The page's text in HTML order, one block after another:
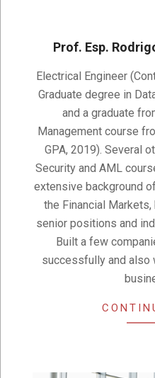
Prof. Esp.
08-
10
Electrical Engineer
Graduate degree in
and a graduate
Management course
GPA, 2019). Several
Security and AML
extensive background
the Financial
senior positions and
Built a few
successfully and also